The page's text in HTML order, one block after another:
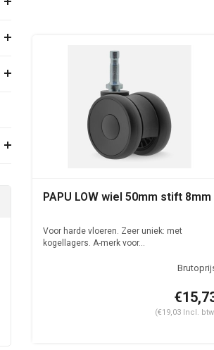
PAPU LOW wiel 50mm stift 8mm
Voor harde vloeren. Zeer uniek: met
kogellagers. A-merk voor...
(€19,03 Incl.